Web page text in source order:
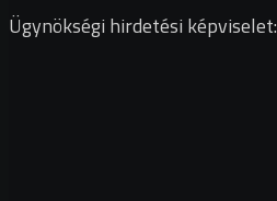
Ügynökségi hirdetési képviselet: